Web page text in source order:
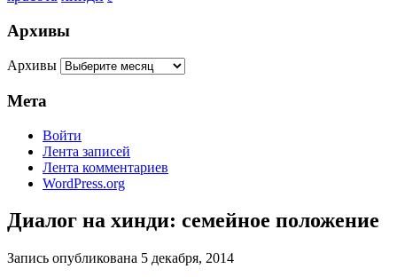
Архивы
Архивы
Мета
Войти
Лента записей
Лента комментариев
WordPress.org
Диалог на хинди: семейное положение
Запись опубликована 5 декабря, 2014